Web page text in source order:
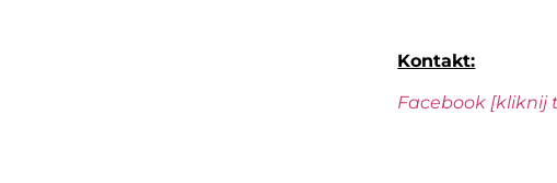
Kontakt:
Facebook [kliknij